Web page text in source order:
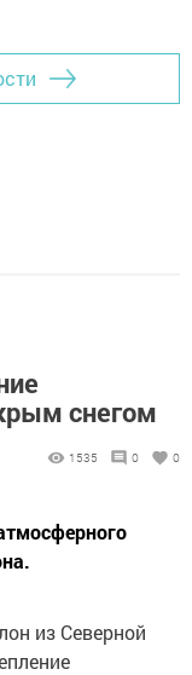
снегом
1535 0 0
из Северной